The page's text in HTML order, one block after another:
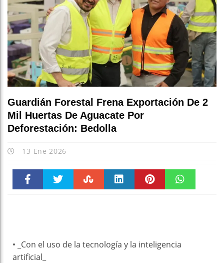
Guardián Forestal Frena Exportación De 2
Mil Huertas De Aguacate Por
Deforestación: Bedolla
13 Ene 2026
• _Con el uso de la tecnología y la inteligencia
artificial_